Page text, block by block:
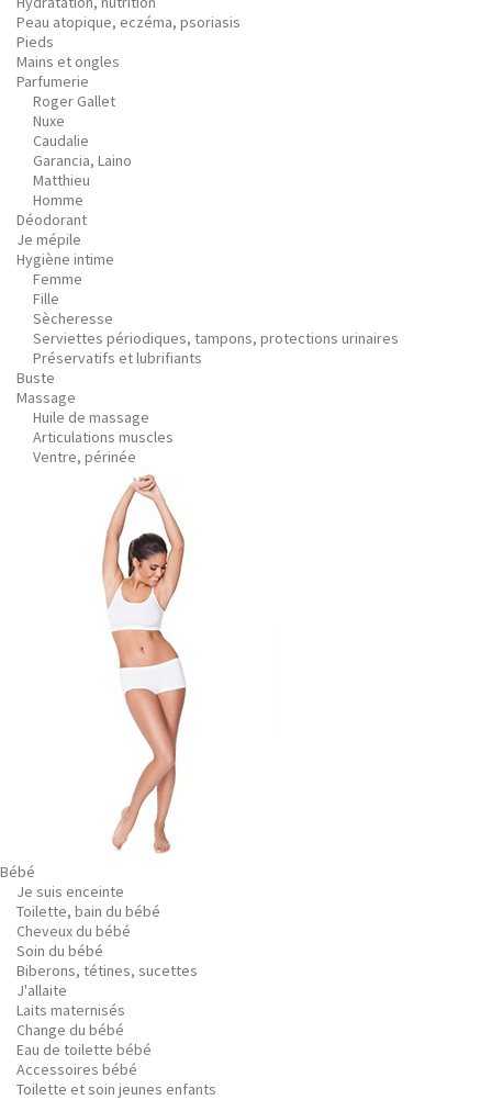
Peau atopique, eczéma, psoriasis
Pieds
Mains et ongles
Parfumerie
Roger Gallet
Nuxe
Caudalie
Garancia, Laino
Matthieu
Homme
Déodorant
Je mépile
Hygiène intime
Femme
Fille
Sècheresse
Serviettes périodiques, tampons, protections urinaires
Préservatifs et lubrifiants
Buste
Massage
Huile de massage
Articulations muscles
Ventre, périnée
Bébé
Je suis enceinte
Toilette, bain du bébé
Cheveux du bébé
Soin du bébé
Biberons, tétines, sucettes
J'allaite
Laits maternisés
Change du bébé
Eau de toilette bébé
Accessoires bébé
Toilette et soin jeunes enfants